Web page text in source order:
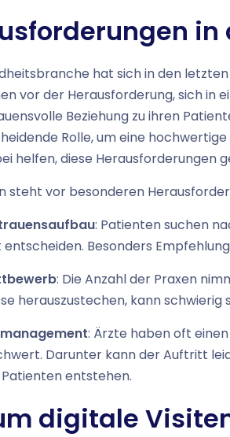
hat sich in den
vor der Herausforderung, sich in
Beziehung zu ihren
Rolle, um eine
helfen, diese Herausforderungen
steht vor besonderen
: Patienten suchen
entscheiden. Besonders
: Die Anzahl der Praxen
herauszustechen, kann schwierig
: Ärzte haben oft
Darunter kann der Auftritt
entstehen.
digitale